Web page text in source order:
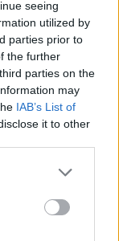
seeing
utilized by
parties prior to
the further
parties on the
may
IAB’s List of
it to other